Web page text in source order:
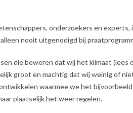
onderzoekers en experts,
nooit uitgenodigd bij
die beweren dat wij het klimaat
groot en machtig dat wij weinig of
waarmee we het
plaatselijk het weer regelen.